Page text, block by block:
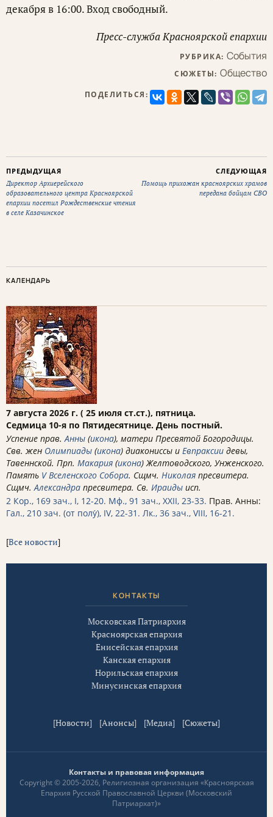
декабря в 16:00. Вход свободный.
Пресс-служба Красноярской епархии
РУБРИКА: События
СЮЖЕТЫ: Общество
ПОДЕЛИТЬСЯ:
ПРЕДЫДУЩАЯ
Директор Архиерейского
образовательного центра Красноярской
епархии посетил Рождественские чтения
в селе Казачинское
СЛЕДУЮЩАЯ
Помощь прихожан красноярских храмов
передана бойцам СВО
КАЛЕНДАРЬ
7 августа 2026 г. ( 25 июля ст.ст.), пятница.
Седмица 10-я по Пятидесятнице. День постный.
Успение прав. Анны (икона), матери Пресвятой Богородицы.
Свв. жен Олимпиады (икона) диакониссы и Евпраксии девы,
Тавеннской. Прп. Макария (икона) Желтоводского, Унженского.
Память V Вселенского Собора. Сщмч. Николая пресвитера.
Сщмч. Александра пресвитера. Св. Ираиды исп.
2 Кор., 169 зач., I, 12-20. Мф., 91 зач., XXII, 23-33. Прав. Анны:
Гал., 210 зач. (от полу́), IV, 22-31. Лк., 36 зач., VIII, 16-21.
[Все новости]
КОНТАКТЫ
Московская Патриархия
Красноярская епархия
Енисейская епархия
Канская епархия
Норильская епархия
Минусинская епархия
[Новости] [Анонсы] [Медиа] [Сюжеты]
Контакты и правовая информация
Copyright © 2005-2026, Религиозная организация «Красноярская
Епархия Русской Православной Церкви (Московский
Патриархат)»